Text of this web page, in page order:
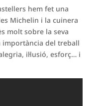
hem fet una
Michelin i la cuinera
molt sobre la seva
importància del treball
il·lusió, esforç… i